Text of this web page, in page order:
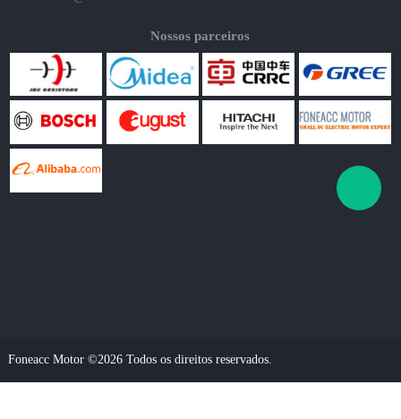
Nossos parceiros
Foneacc Motor ©2026 Todos os direitos reservados.